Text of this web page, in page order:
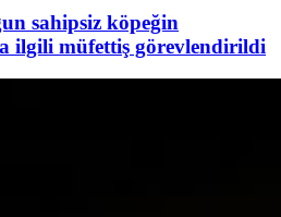
sahipsiz köpeğin
ilgili müfettiş görevlendirildi